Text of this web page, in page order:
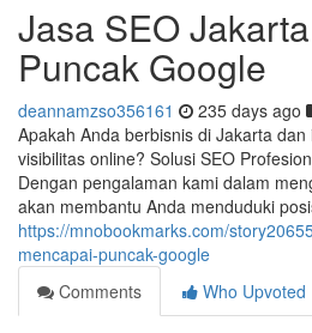
Jasa SEO
Puncak Google
deannamzso356161 235 days ago
Apakah Anda berbisnis di Jakarta
visibilitas online? Solusi SEO
Dengan pengalaman kami dalam
akan membantu Anda menduduki
https://mnobookmarks.com/
mencapai-puncak-google
Comments
Who Upvoted